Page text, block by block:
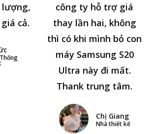
lượng,
cả.
công ty hỗ trợ giá
thay lần hai, không
thì có khi mình bỏ con
máy Samsung S20
Ultra này đi mất.
Thank trung tâm.
Chị Giang
Nhà thiết kế